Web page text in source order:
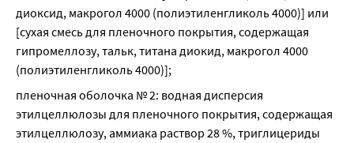
диоксид, макрогол 4000 (полиэтиленгликоль 4000)] или
[сухая смесь для пленочного покрытия, содержащая
гипромеллозу, тальк, титана диокид, макрогол 4000
(полиэтиленгликоль 4000)];
пленочная оболочка № 2: водная дисперсия
этилцеллюлозы для пленочного покрытия, содержащая
этилцеллюлозу, аммиака раствор 28 %, триглицериды